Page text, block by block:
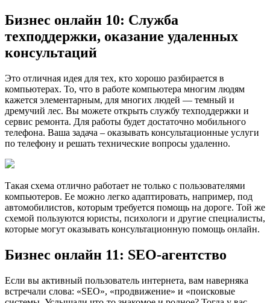
Бизнес онлайн 10: Служба
техподдержки, оказание удаленных
консультаций
Это отличная идея для тех, кто хорошо разбирается в
компьютерах. То, что в работе компьютера многим людям
кажется элементарным, для многих людей — темный и
дремучий лес. Вы можете открыть службу техподдержки и
сервис ремонта. Для работы будет достаточно мобильного
телефона. Ваша задача – оказывать консультационные услуги
по телефону и решать технические вопросы удаленно.
Такая схема отлично работает не только с пользователями
компьютеров. Ее можно легко адаптировать, например, под
автомобилистов, которым требуется помощь на дороге. Той же
схемой пользуются юристы, психологи и другие специалисты,
которые могут оказывать консультационную помощь онлайн.
Бизнес онлайн 11: SEO-агентство
Если вы активный пользователь интернета, вам наверняка
встречали слова: «SEO», «продвижение» и «поисковые